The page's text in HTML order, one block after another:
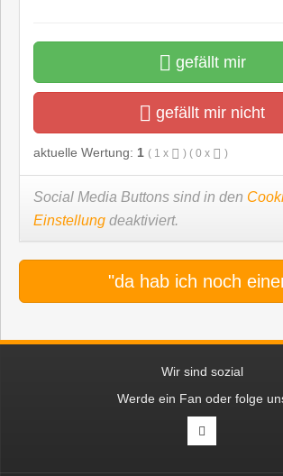
gefällt mir
gefällt mir nicht
aktuelle Wertung: 1 ( 1 x ) ( 0 x )
Social Media Buttons sind in den
Einstellung deaktiviert.
"da hab ich noch
Wir sind sozial
Werde ein Fan oder folge